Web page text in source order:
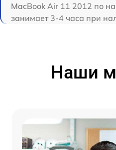
MacBook Air 11 2012 по
занимает 3-4 часа при
Наши